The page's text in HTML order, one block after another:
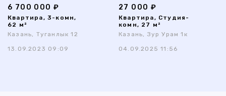
6 700 000 ₽
Квартира, 3-комн,
62 м²
Казань, Туганлык 12
13.09.2023 09:09
27 000 ₽
Квартира, Студия-
комн, 27 м²
Казань, Зур Урам 1к
04.09.2025 11:56